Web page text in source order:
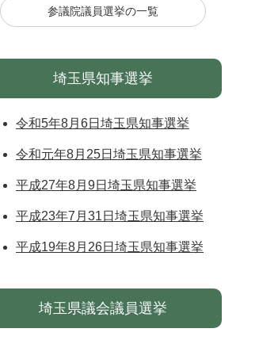
参議院議員選挙の一覧
埼玉県知事選挙
令和5年8月6日埼玉県知事選挙
令和元年8月25日埼玉県知事選挙
平成27年8月9日埼玉県知事選挙
平成23年7月31日埼玉県知事選挙
平成19年8月26日埼玉県知事選挙
埼玉県議会議員選挙